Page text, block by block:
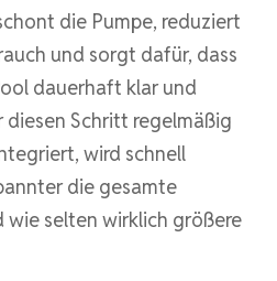
die Pumpe, reduziert
und sorgt dafür, dass
dauerhaft klar und
diesen Schritt regelmäßig
wird schnell
die gesamte
wie selten wirklich größere